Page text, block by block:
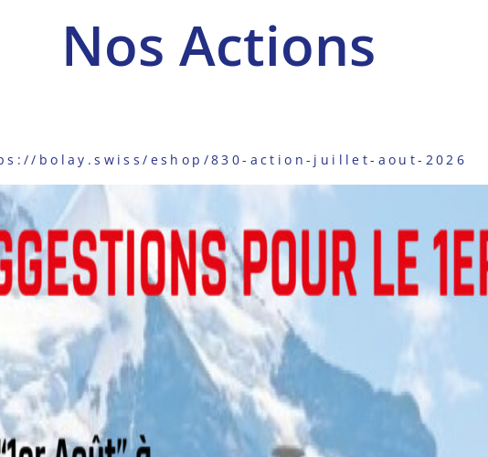
Nos Actions
bolay.swiss/eshop/830-action-juillet-aout-2026